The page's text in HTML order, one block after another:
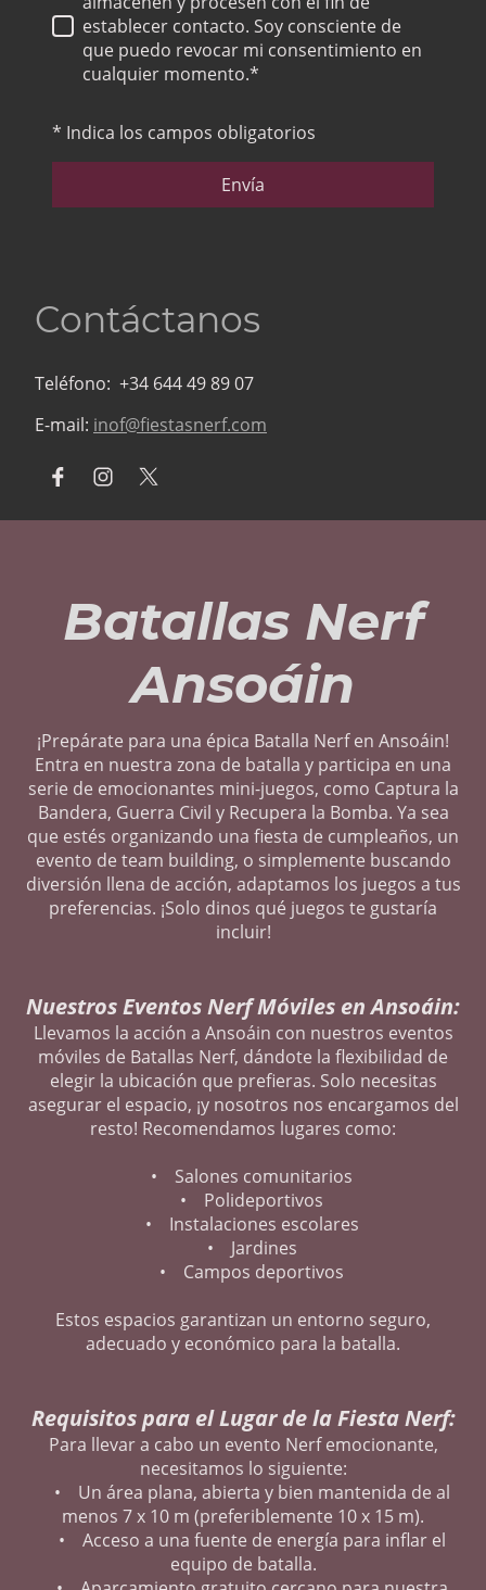
establecer contacto. Soy consciente de
que puedo revocar mi consentimiento en
cualquier momento.*
* Indica los campos obligatorios
Envía
Contáctanos
Teléfono: +34 644 49 89 07
E-mail: inof@fiestasnerf.com
Batallas Nerf
Ansoáin
¡Prepárate para una épica Batalla Nerf en Ansoáin!
Entra en nuestra zona de batalla y participa en una
serie de emocionantes mini-juegos, como Captura la
Bandera, Guerra Civil y Recupera la Bomba. Ya sea
que estés organizando una fiesta de cumpleaños, un
evento de team building, o simplemente buscando
diversión llena de acción, adaptamos los juegos a tus
preferencias. ¡Solo dinos qué juegos te gustaría
incluir!
Nuestros Eventos Nerf Móviles en Ansoáin:
Llevamos la acción a Ansoáin con nuestros eventos
móviles de Batallas Nerf, dándote la flexibilidad de
elegir la ubicación que prefieras. Solo necesitas
asegurar el espacio, ¡y nosotros nos encargamos del
resto! Recomendamos lugares como:
• Salones comunitarios
• Polideportivos
• Instalaciones escolares
• Jardines
• Campos deportivos
Estos espacios garantizan un entorno seguro,
adecuado y económico para la batalla.
Requisitos para el Lugar de la Fiesta Nerf:
Para llevar a cabo un evento Nerf emocionante,
necesitamos lo siguiente:
• Un área plana, abierta y bien mantenida de al
menos 7 x 10 m (preferiblemente 10 x 15 m).
• Acceso a una fuente de energía para inflar el
equipo de batalla.